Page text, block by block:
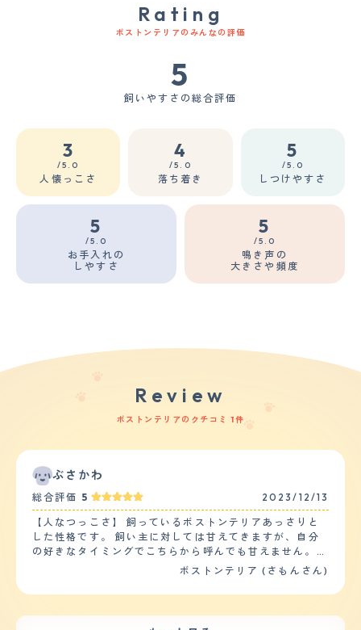
Rating
ボストンテリアのみんなの評価
5
飼いやすさの総合評価
3
/5.0
人懐っこさ
4
/5.0
落ち着き
5
/5.0
しつけやすさ
5
/5.0
お手入れの
しやすさ
5
/5.0
鳴き声の
大きさや頻度
Review
ボストンテリアのクチコミ 1件
ぶさかわ
総合評価 5 2023/12/13
【人なつっこさ】 飼っているボストンテリアあっさりと
した性格です。 飼い主に対しては甘えてきますが、自分
の好きなタイミングでこちらから呼んでも甘えません。抱
っこしようとすると逃げていきます。 かわいがる素振り
や足にくっついて寝てくれます。 他の大人や子供に対し
ボストンテリア (さもんさん)